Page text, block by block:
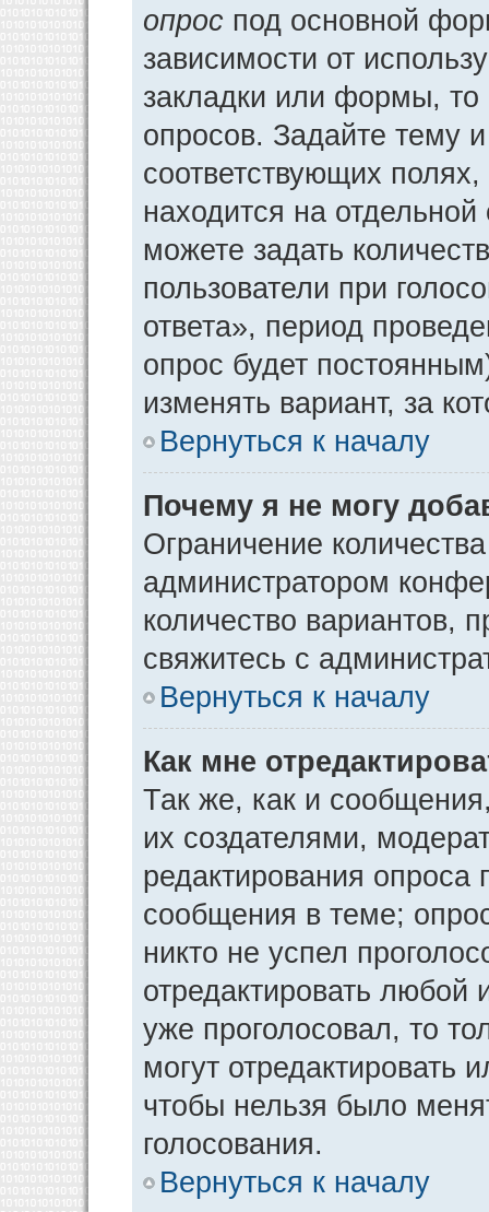
опрос под основной
зависимости от
закладки или формы, то
опросов. Задайте тему
соответствующих
находится на
можете задать
пользователи при
ответа», период
опрос будет
изменять вариант, за
Вернуться к началу
Почему я не могу
Ограничение
администратором
количество вариантов,
свяжитесь с
Вернуться к началу
Как мне
Так же, как и
их создателями,
редактирования опроса
сообщения в теме;
никто не успел
отредактировать любой
уже проголосовал, то
могут отредактировать
чтобы нельзя было
голосования.
Вернуться к началу